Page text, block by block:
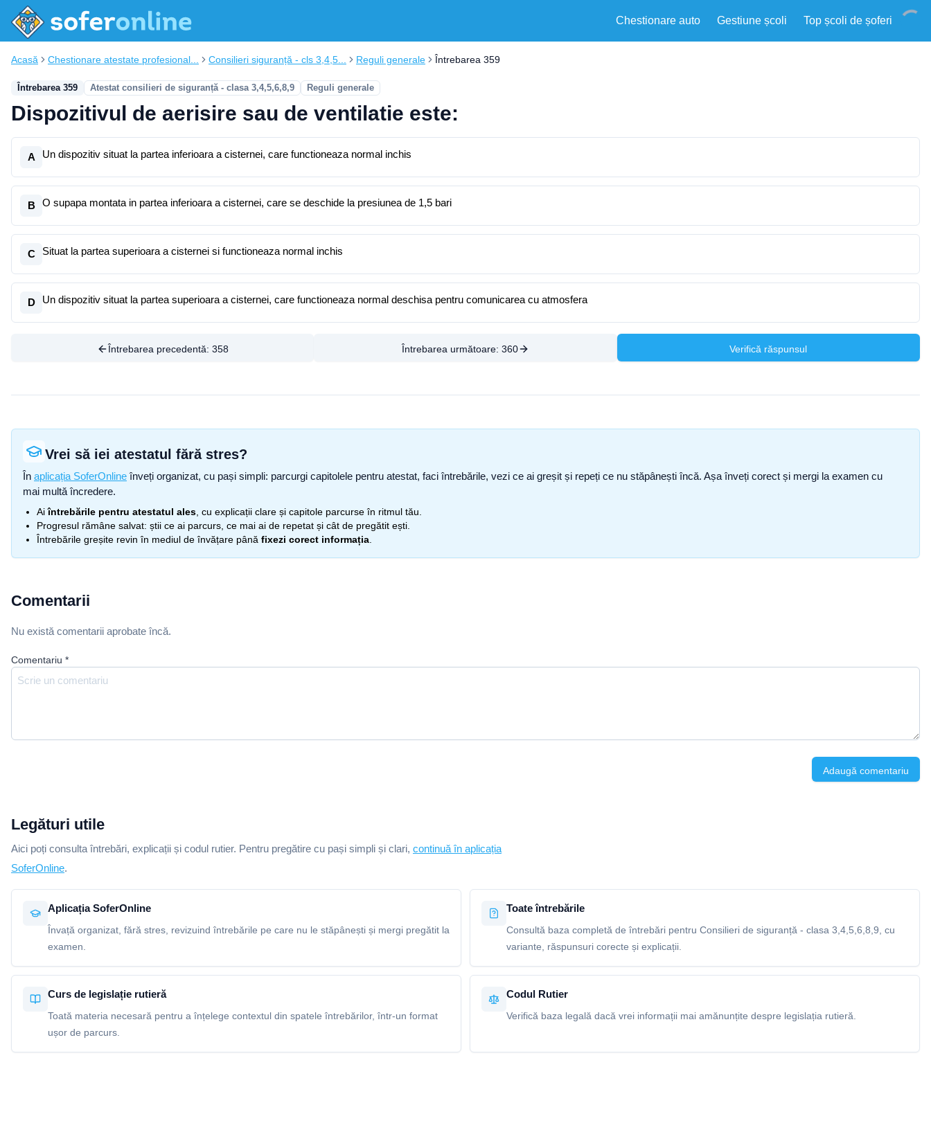
Chestionare auto Gestiune școli Top școli de șoferi
Acasă Chestionare atestate profesional... Consilieri siguranță - cls 3,4,5... Reguli generale Întrebarea 359
Întrebarea 359 Atestat consilieri de siguranță - clasa 3,4,5,6,8,9 Reguli generale
Dispozitivul de aerisire sau de ventilatie este:
A Un dispozitiv situat la partea inferioara a cisternei, care functioneaza normal inchis
B O supapa montata in partea inferioara a cisternei, care se deschide la presiunea de 1,5 bari
C Situat la partea superioara a cisternei si functioneaza normal inchis
D Un dispozitiv situat la partea superioara a cisternei, care functioneaza normal deschisa pentru comunicarea cu atmosfera
Întrebarea precedentă: 358 Întrebarea următoare: 360 Verifică răspunsul
Vrei să iei atestatul fără stres?
În aplicația SoferOnline înveți organizat, cu pași simpli: parcurgi capitolele pentru atestat, faci întrebările, vezi ce ai greșit și repeți ce nu stăpânești încă. Așa înveți corect și mergi la examen cu
mai multă încredere.
Aiîntrebările pentru atestatul ales , cu explicații clare și capitole parcurse în ritmul tău.
Progresul rămâne salvat: știi ce ai parcurs, ce mai ai de repetat și cât de pregătit ești.
Întrebările greșite revin în mediul de învățare până fixezi corect informația
Comentarii
Nu există comentarii aprobate încă.
Comentariu *
Adaugă comentariu
Legături utile
Aici poți consulta întrebări, explicații și codul rutier. Pentru pregătire cu pași simpli și clari, continuă în aplicația
SoferOnline.
Aplicația SoferOnline
Învață organizat, fără stres, revizuind întrebările pe care nu le stăpânești și mergi pregătit la
examen.
Toate întrebările
Consultă baza completă de întrebări pentru Consilieri de siguranță - clasa 3,4,5,6,8,9, cu
variante, răspunsuri corecte și explicații.
Curs de legislație rutieră
Toată materia necesară pentru a înțelege contextul din spatele întrebărilor, într-un format
ușor de parcurs.
Codul Rutier
Verifică baza legală dacă vrei informații mai amănunțite despre legislația rutieră.